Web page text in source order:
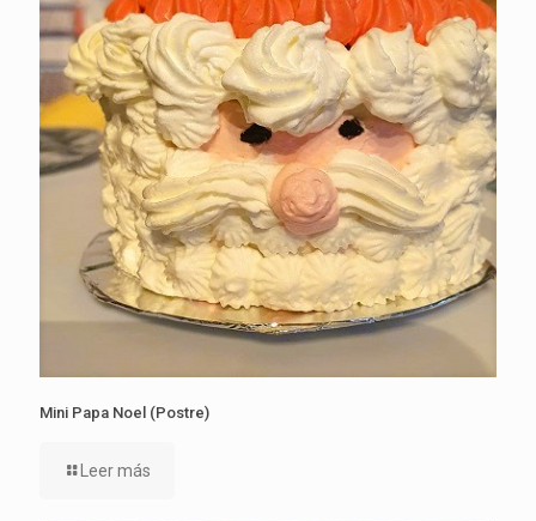
Mini Papa Noel (Postre)
Leer más